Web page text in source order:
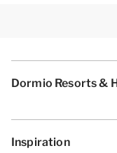
Dormio Resorts &
Inspiration